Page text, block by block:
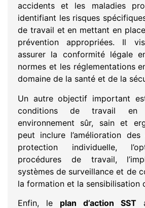
accidents et les maladies
identifiant les risques
de travail et en mettant en
prévention appropriées. Il
assurer la conformité légale
normes et les réglementations
domaine de la santé et de la
Un autre objectif important
conditions de travail en
environnement sûr, sain et
peut inclure l’amélioration
protection individuelle,
procédures de travail,
systèmes de surveillance et de
la formation et la sensibilisation
Enfin, le plan d’action SST